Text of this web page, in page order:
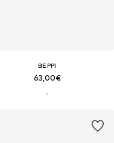
BEPPI
63,00€